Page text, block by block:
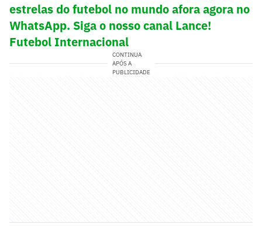
estrelas do futebol no mundo afora agora no
WhatsApp. Siga o nosso canal Lance!
Futebol Internacional
CONTINUA
APÓS A
PUBLICIDADE